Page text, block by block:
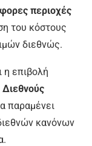
περιοχές
του κόστους
διεθνώς.
η επιβολή
Διεθνούς
παραμένει
κανόνων